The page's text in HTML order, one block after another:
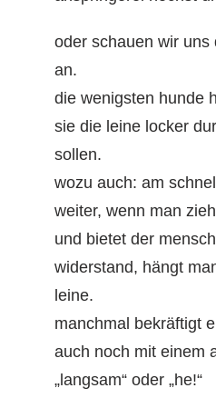
oder schauen wir
an.
die wenigsten hunde
sie die leine locker
sollen.
wozu auch: am
weiter, wenn man
und bietet der
widerstand, hängt
leine.
manchmal bekräftigt
auch noch mit einem
„langsam“ oder „he!“